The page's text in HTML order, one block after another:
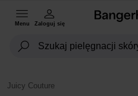
Menu Zaloguj się
Juicy Couture